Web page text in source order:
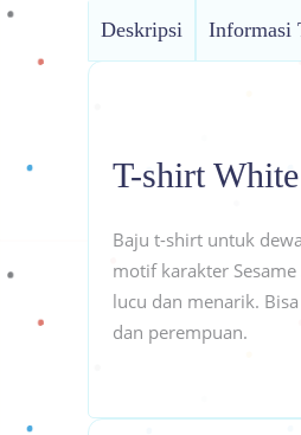
Deskripsi Informasi
T-shirt
Baju t-shirt untuk
motif karakter Sesame
lucu dan menarik.
dan perempuan.